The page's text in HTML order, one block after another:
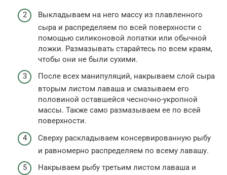
Выкладываем на него массу из плавленного
сыра и распределяем по всей поверхности с
помощью силиконовой лопатки или обычной
ложки. Размазывать старайтесь по всем краям,
чтобы они не были сухими.
После всех манипуляций, накрываем слой сыра
вторым листом лаваша и смазываем его
половиной оставшейся чесночно-укропной
массы. Также само размазываем ее по всей
поверхности.
Сверху раскладываем консервированную рыбу
и равномерно распределяем по всему лавашу.
Накрываем рыбу третьим листом лаваша и